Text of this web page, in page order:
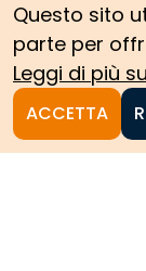
Questo sito
parte per
Leggi di più
ACCETTA